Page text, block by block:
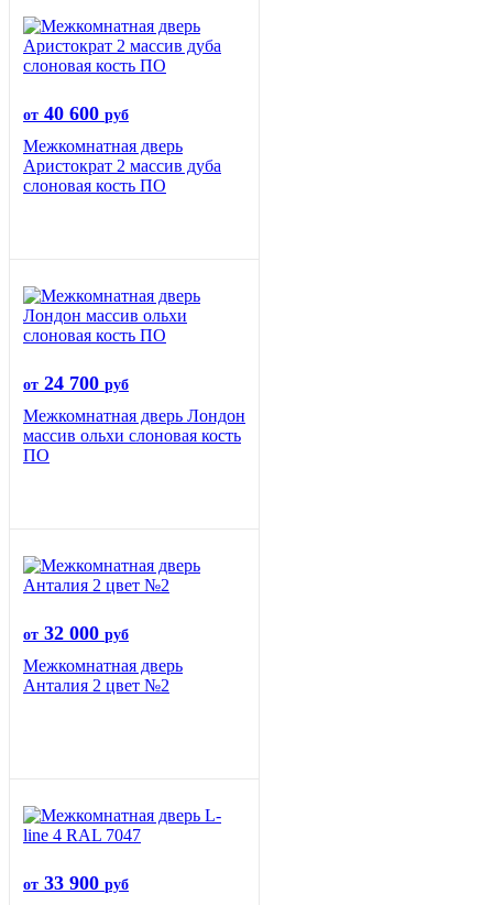
от 40 600 руб
Межкомнатная дверь
Аристократ 2 массив дуба
слоновая кость ПО
от 24 700 руб
Межкомнатная дверь Лондон
массив ольхи слоновая кость
ПО
от 32 000 руб
Межкомнатная дверь
Анталия 2 цвет №2
от 33 900 руб